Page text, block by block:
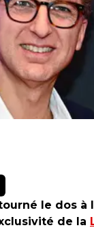
le dos à
de la